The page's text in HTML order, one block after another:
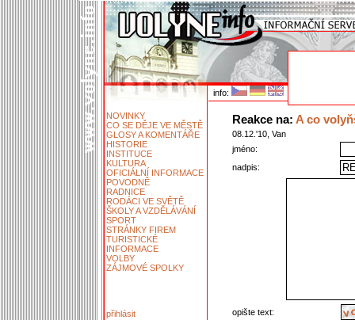
info:
NOVINKY
CO SE DĚJE VE MĚSTĚ
GLOSY A KOMENTÁŘE
HISTORIE
INSTITUCE
KULTURA
OFICIÁLNÍ INFORMACE
POVODNĚ
RADNICE
RODÁCI VE SVĚTĚ
ŠKOLY A VZDĚLÁVÁNÍ
SPORT
STRÁNKY FIREM
TURISTICKÉ
INFORMACE
VOLBY
ZÁJMOVÉ SPOLKY
přihlásit
Reakce na: A co
08.12.'10, Van
jméno:
nadpis:
opište text: